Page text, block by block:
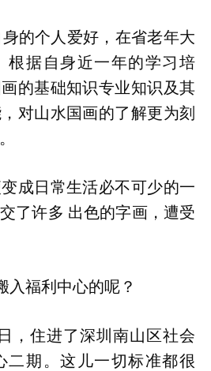
的个人爱好，在省老年大
根据自身近一年的学习培
的基础知识专业知识及其
对山水国画的了解更为刻
成日常生活必不可少的一
了许多 出色的字画，遭受
入福利中心的呢？
，住进了深圳南山区社会
二期。这儿一切标准都很